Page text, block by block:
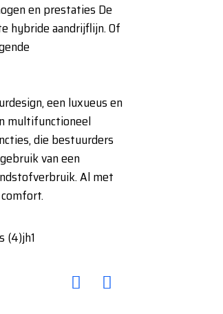
en prestaties De
hybride aandrijflijn. Of
een luxueus en
multifunctioneel
die bestuurders
van een
Al met